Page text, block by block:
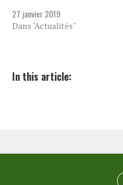
27 janvier 2019
Dans "Actualités"
In this article: